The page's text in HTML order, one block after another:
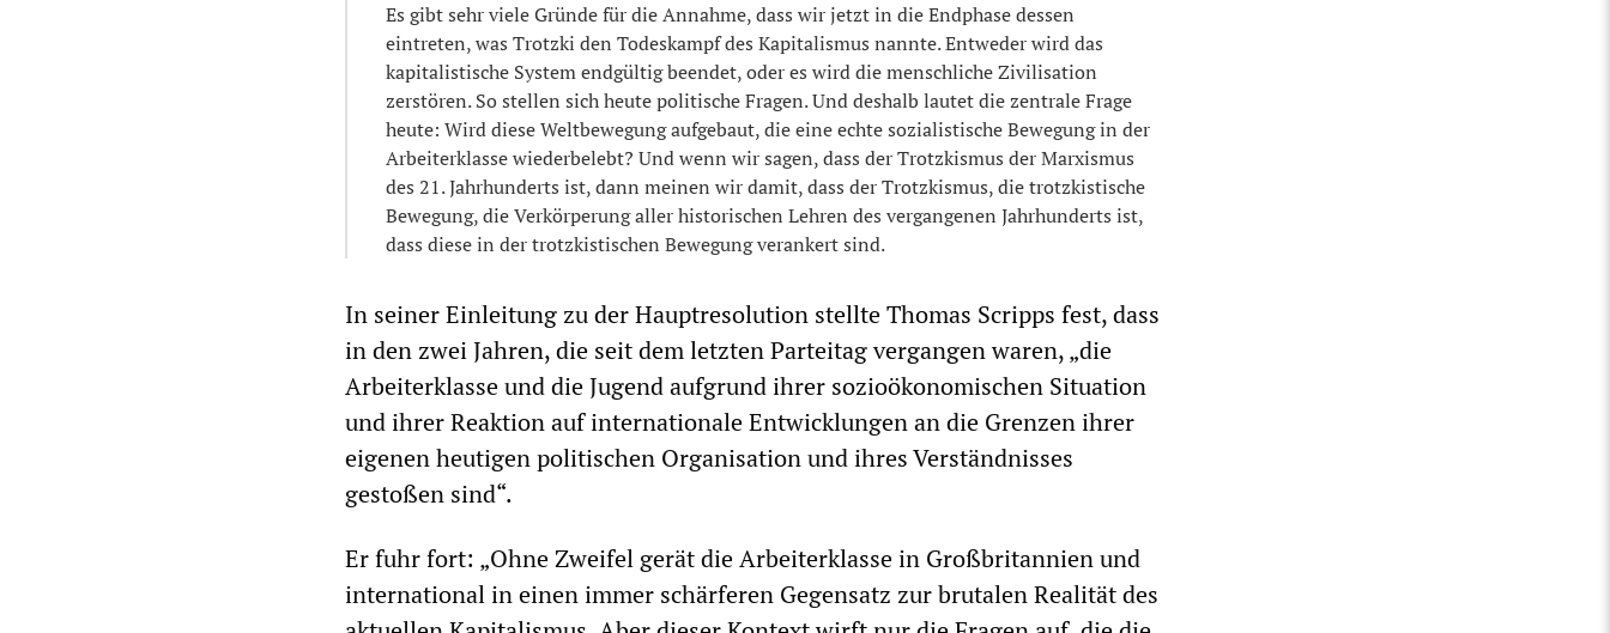
Es gibt sehr viele Gründe für die Annahme, dass wir jetzt in die Endphase dessen
eintreten, was Trotzki den Todeskampf des Kapitalismus nannte. Entweder wird das
kapitalistische System endgültig beendet, oder es wird die menschliche Zivilisation
zerstören. So stellen sich heute politische Fragen. Und deshalb lautet die zentrale Frage
heute: Wird diese Weltbewegung aufgebaut, die eine echte sozialistische Bewegung in der
Arbeiterklasse wiederbelebt? Und wenn wir sagen, dass der Trotzkismus der Marxismus
des 21. Jahrhunderts ist, dann meinen wir damit, dass der Trotzkismus, die trotzkistische
Bewegung, die Verkörperung aller historischen Lehren des vergangenen Jahrhunderts ist,
dass diese in der trotzkistischen Bewegung verankert sind.
In seiner Einleitung zu der Hauptresolution stellte Thomas Scripps fest, dass
in den zwei Jahren, die seit dem letzten Parteitag vergangen waren, „die
Arbeiterklasse und die Jugend aufgrund ihrer sozioökonomischen Situation
und ihrer Reaktion auf internationale Entwicklungen an die Grenzen ihrer
eigenen heutigen politischen Organisation und ihres Verständnisses
gestoßen sind“.
Er fuhr fort: „Ohne Zweifel gerät die Arbeiterklasse in Großbritannien und
international in einen immer schärferen Gegensatz zur brutalen Realität des